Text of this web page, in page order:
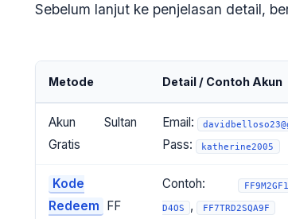
Sebelum lanjut ke penjelasan detail,
Metode Detail / Contoh Akun
Akun Sultan
Gratis
Email:
Pass: katherine2005
Kode
Redeem
FF
Contoh:
D4OS , FF7TRD2SQA9F